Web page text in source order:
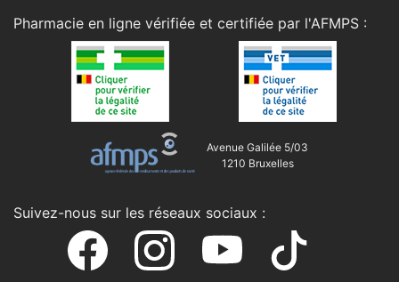
Pharmacie en ligne vérifiée et certifiée par l'AFMPS :
Avenue Galilée 5/03
1210 Bruxelles
Suivez-nous sur les réseaux sociaux :